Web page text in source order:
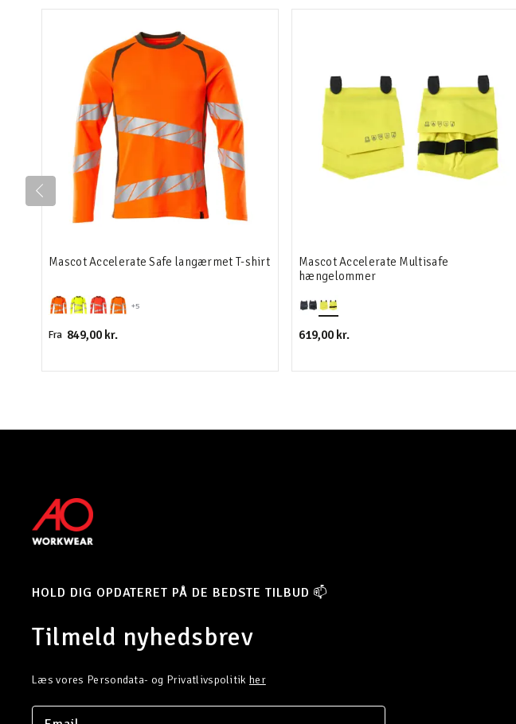
+5
Mascot Accelerate Safe langærmet T-shirt
Fra 849,00 kr.
Mascot Accelerate Multisafe
hængelommer
619,00 kr.
HOLD DIG OPDATERET PÅ DE BEDSTE TILBUD 📫
Tilmeld nyhedsbrev
Læs vores Persondata- og Privatlivspolitik her